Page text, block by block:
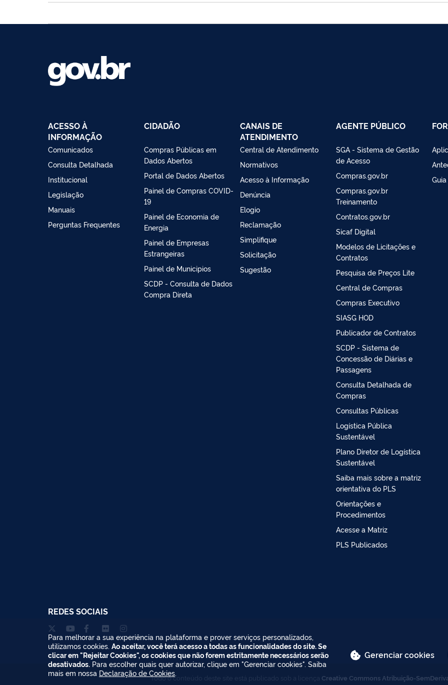
ACESSO À
INFORMAÇÃO
Comunicados
Consulta Detalhada
Institucional
Legislação
Manuais
Perguntas Frequentes
CIDADÃO
Compras Públicas em
Dados Abertos
Portal de Dados Abertos
Painel de Compras COVID-
19
Painel de Economia de
Energia
Painel de Empresas
Estrangeiras
Painel de Municipios
SCDP - Consulta de Dados
Compra Direta
CANAIS DE
ATENDIMENTO
Central de Atendimento
Normativos
Acesso à Informação
Denúncia
Elogio
Reclamação
Simplifique
Solicitação
Sugestão
AGENTE PÚBLICO
SGA - Sistema de Gestão
de Acesso
Compras.gov.br
Compras.gov.br
Treinamento
Contratos.gov.br
Sicaf Digital
Modelos de Licitações e
Contratos
Pesquisa de Preços Lite
Central de Compras
Compras Executivo
SIASG HOD
Publicador de Contratos
SCDP - Sistema de
Concessão de Diárias e
Passagens
Consulta Detalhada de
Compras
Consultas Públicas
Logística Pública
Sustentável
Plano Diretor de Logística
Sustentável
Saiba mais sobre a matriz
orientativa do PLS
Orientações e
Procedimentos
Acesse a Matriz
PLS Publicados
REDES SOCIAIS
Todo o conteúdo deste site está publicado sob a licença Creative Commons Atribuição-
Para melhorar a sua experiência na plataforma e prover serviços personalizados,
utilizamos cookies. Ao aceitar, você terá acesso a todas as funcionalidades do site. Se
clicar em "Rejeitar Cookies", os cookies que não forem estritamente necessários serão
desativados. Para escolher quais quer autorizar, clique em "Gerenciar cookies". Saiba
mais em nossa Declaração de Cookies.
Gerenciar cookies